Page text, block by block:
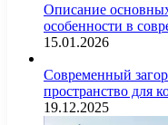
Описание
особенности в
15.01.2026
Современный
пространство для
19.12.2025